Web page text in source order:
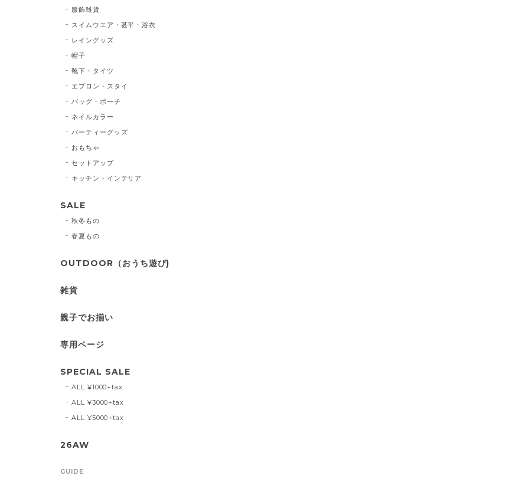
服飾雑貨
スイムウエア・甚平・浴衣
レイングッズ
帽子
靴下・タイツ
エプロン・スタイ
バッグ・ポーチ
ネイルカラー
パーティーグッズ
おもちゃ
セットアップ
キッチン・インテリア
SALE
秋冬もの
春夏もの
OUTDOOR（おうち遊び)
雑貨
親子でお揃い
専用ページ
SPECIAL SALE
ALL ¥1000+tax
ALL ¥3000+tax
ALL ¥5000+tax
26AW
GUIDE